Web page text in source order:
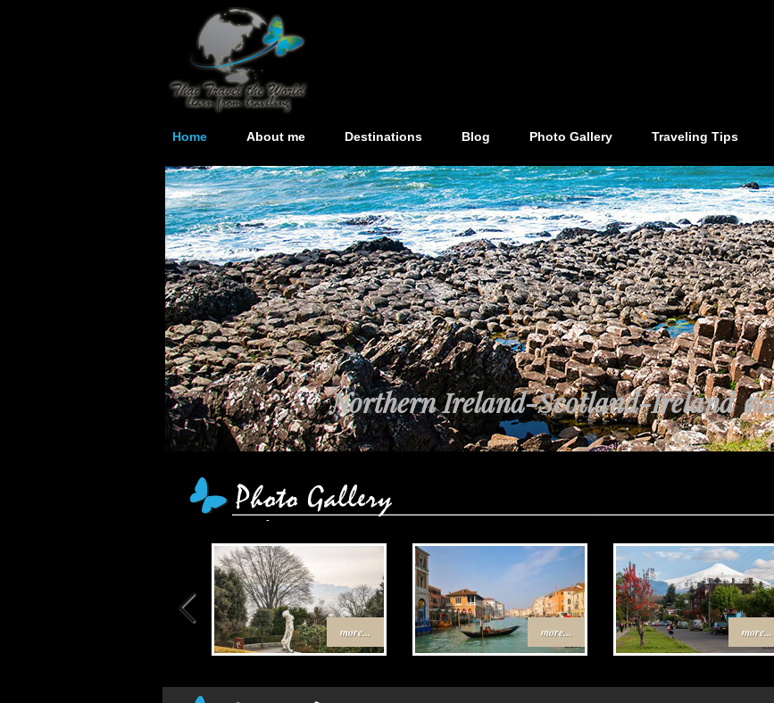
Home About me Destinations Blog Photo Gallery Traveling Tips
Northern Ireland-Scotland-Ireland ต
more... more... more...